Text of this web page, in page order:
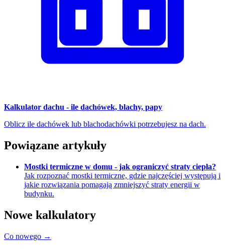
Kalkulator dachu - ile dachówek, blachy, papy
Oblicz ile dachówek lub blachodachówki potrzebujesz na dach.
Powiązane artykuły
Mostki termiczne w domu - jak ograniczyć straty ciepła?
Jak rozpoznać mostki termiczne, gdzie najczęściej występują i
jakie rozwiązania pomagają zmniejszyć straty energii w
budynku.
Nowe kalkulatory
Co nowego →